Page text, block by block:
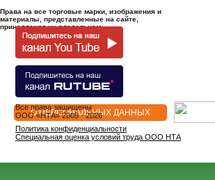
Права на все торговые марки, изображения и
материалы, представленные на сайте,
принадлежат их владельцам.
О ПЕРСОНАЛЬНЫХ ДАННЫХ
Все права защищены
OOO «НТА» 2005 - 2026
Политика конфиденциальности
Специальная оценка условий труда ООО НТА